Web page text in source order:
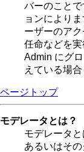
バーのこと
ョンにより
ーザーのア
任命などを
Admin にグ
えている場合
ページトップ
モデレータとは？
モデレータ
あるいはそ